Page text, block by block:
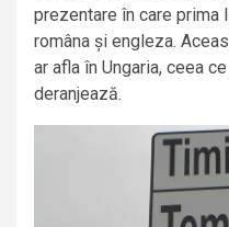
prezentare în care prima
româna și engleza.
ar afla în Ungaria, ceea
deranjează.